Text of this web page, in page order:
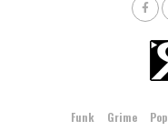
Funk Grime Pop